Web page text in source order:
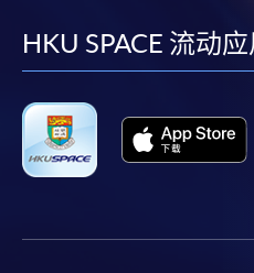
HKU SPACE 流动